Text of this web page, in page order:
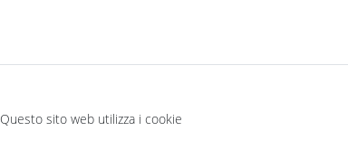
Sede
Questo sito web utilizza i cookie